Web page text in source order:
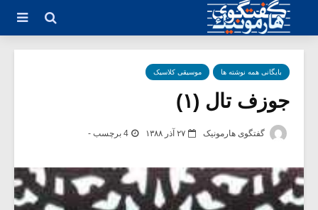
بایگانی همه نوشته ها موسیقی کلاسیک
جوزف تال (۱)
گفتگوی هارمونیک ۲۷ آذر ۱۳۸۸ 4 برچسب -